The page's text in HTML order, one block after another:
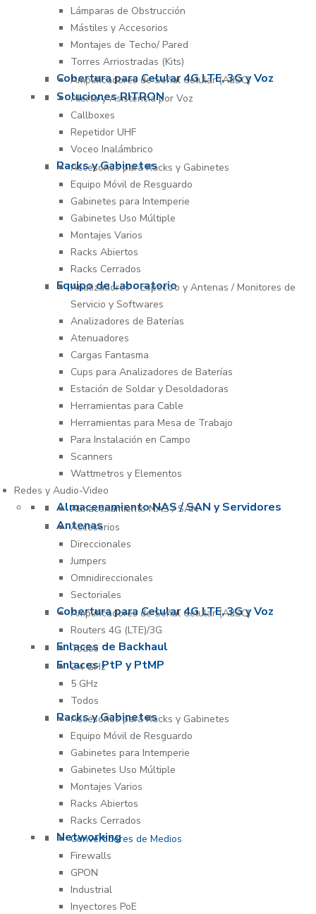
Lámparas de Obstrucción
Mástiles y Accesorios
Montajes de Techo/ Pared
Torres Arriostradas (Kits)
Cobertura para Celular 4G LTE, 3G y Voz
Amplificadores de Señal Celular (AdSC)
Soluciones RITRON
Alerta y Asistencia por Voz
Callboxes
Repetidor UHF
Voceo Inalámbrico
Racks y Gabinetes
Accesorios para Racks y Gabinetes
Equipo Móvil de Resguardo
Gabinetes para Intemperie
Gabinetes Uso Múltiple
Montajes Varios
Racks Abiertos
Racks Cerrados
Equipo de Laboratorio
Analizadores – Espectro y Antenas / Monitores de
Servicio y Softwares
Analizadores de Baterías
Atenuadores
Cargas Fantasma
Cups para Analizadores de Baterías
Estación de Soldar y Desoldadoras
Herramientas para Cable
Herramientas para Mesa de Trabajo
Para Instalación en Campo
Scanners
Wattmetros y Elementos
Redes y Audio-Video
Almacenamiento NAS / SAN y Servidores
Almacenamiento NAS / SAN
Antenas
Accesorios
Direccionales
Jumpers
Omnidireccionales
Sectoriales
Cobertura para Celular 4G LTE, 3G y Voz
Amplificadores de Señal Celular (AdSC)
Routers 4G (LTE)/3G
Enlaces de Backhaul
Todos
Enlaces PtP y PtMP
2.4 GHz
5 GHz
Todos
Racks y Gabinetes
Accesorios para Racks y Gabinetes
Equipo Móvil de Resguardo
Gabinetes para Intemperie
Gabinetes Uso Múltiple
Montajes Varios
Racks Abiertos
Racks Cerrados
Networking
Convertidores de Medios
Firewalls
GPON
Industrial
Inyectores PoE